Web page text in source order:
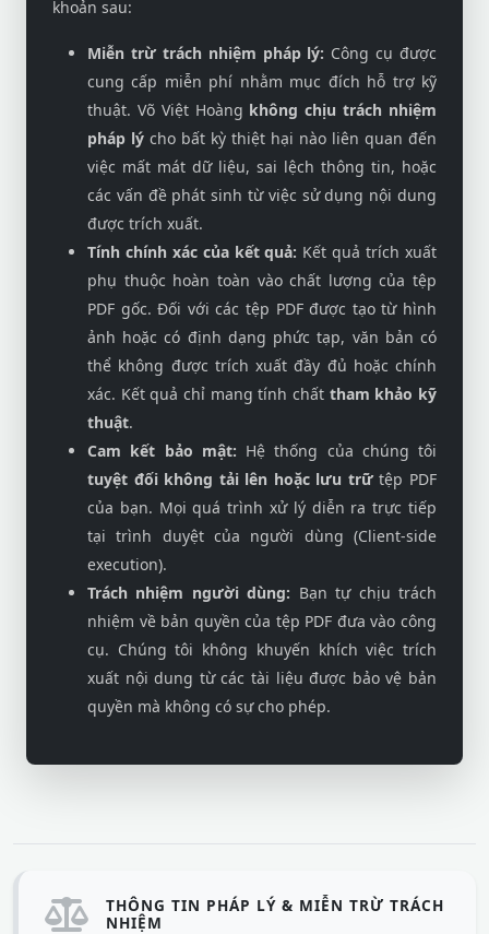
khoản sau:
Miễn trừ trách nhiệm pháp lý: Công cụ được
cung cấp miễn phí nhằm mục đích hỗ trợ kỹ
thuật. Võ Việt Hoàng không chịu trách nhiệm
pháp lý cho bất kỳ thiệt hại nào liên quan đến
việc mất mát dữ liệu, sai lệch thông tin, hoặc
các vấn đề phát sinh từ việc sử dụng nội dung
được trích xuất.
Tính chính xác của kết quả: Kết quả trích xuất
phụ thuộc hoàn toàn vào chất lượng của tệp
PDF gốc. Đối với các tệp PDF được tạo từ hình
ảnh hoặc có định dạng phức tạp, văn bản có
thể không được trích xuất đầy đủ hoặc chính
xác. Kết quả chỉ mang tính chất tham khảo kỹ
thuật.
Cam kết bảo mật: Hệ thống của chúng tôi
tuyệt đối không tải lên hoặc lưu trữtệp PDF
của bạn. Mọi quá trình xử lý diễn ra trực tiếp
tại trình duyệt của người dùng (Client-side
execution).
Trách nhiệm người dùng: Bạn tự chịu trách
nhiệm về bản quyền của tệp PDF đưa vào công
cụ. Chúng tôi không khuyến khích việc trích
xuất nội dung từ các tài liệu được bảo vệ bản
quyền mà không có sự cho phép.
THÔNG TIN PHÁP LÝ & MIỄN TRỪ TRÁCH
NHIỆM